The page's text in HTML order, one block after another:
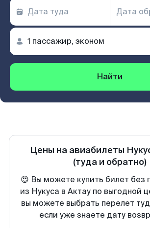
Найти
Цены на авиабилеты
(туда и обратно)
😍 Вы можете купить билет без
из Нукуса в Актау по выгодной
вы можете выбрать перелет
если уже знаете дату